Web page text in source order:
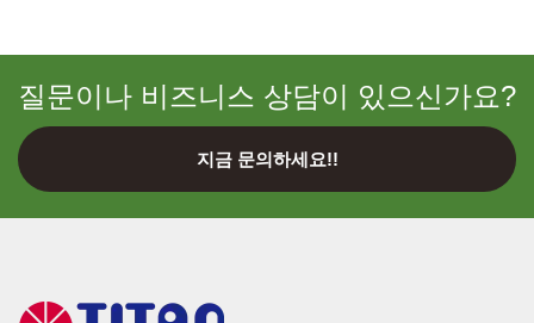
질문이나 비즈니스 상담이 있으신가요?
지금 문의하세요!!